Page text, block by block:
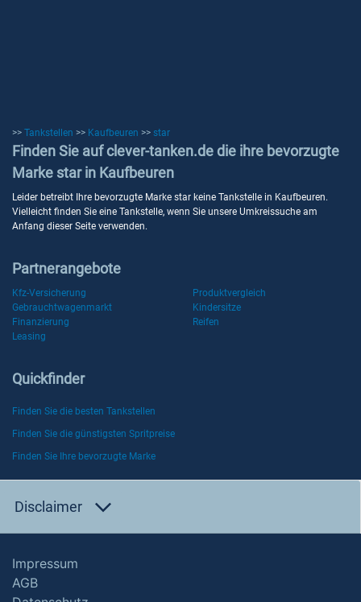
>> Tankstellen >> Kaufbeuren >> star
Finden Sie auf clever-tanken.de die ihre bevorzugte
Marke star in Kaufbeuren
Leider betreibt Ihre bevorzugte Marke star keine Tankstelle in Kaufbeuren.
Vielleicht finden Sie eine Tankstelle, wenn Sie unsere Umkreissuche am
Anfang dieser Seite verwenden.
Partnerangebote
Kfz-Versicherung
Produktvergleich
Gebrauchtwagenmarkt
Kindersitze
Finanzierung
Reifen
Leasing
Quickfinder
Finden Sie die besten Tankstellen
Finden Sie die günstigsten Spritpreise
Finden Sie Ihre bevorzugte Marke
Disclaimer
Impressum
AGB